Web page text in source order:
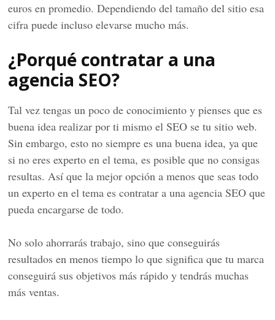
euros en promedio. Dependiendo del tamaño del sitio esa
cifra puede incluso elevarse mucho más.
¿Porqué contratar a una
agencia SEO?
Tal vez tengas un poco de conocimiento y pienses que es
buena idea realizar por ti mismo el SEO se tu sitio web.
Sin embargo, esto no siempre es una buena idea, ya que
si no eres experto en el tema, es posible que no consigas
resultas. Así que la mejor opción a menos que seas todo
un experto en el tema es contratar a una agencia SEO que
pueda encargarse de todo.
No solo ahorrarás trabajo, sino que conseguirás
resultados en menos tiempo lo que significa que tu marca
conseguirá sus objetivos más rápido y tendrás muchas
más ventas.